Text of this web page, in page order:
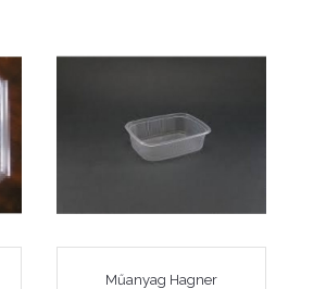
Műanyag Hagner